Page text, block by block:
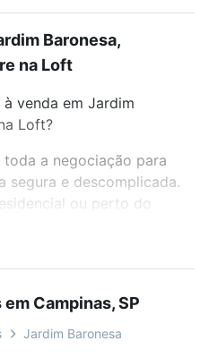
Baronesa,
na Loft
venda em Jardim
Loft?
a negociação para
segura e descomplicada.
ou perto do
em Jardim
conquistar seu sonho.
e você ainda conta com
imobiliárias te ajudando
Campinas, SP
Jardim Baronesa